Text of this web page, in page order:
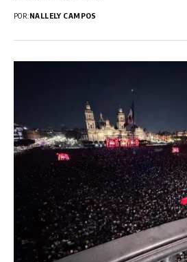
POR:NALLELY CAMPOS